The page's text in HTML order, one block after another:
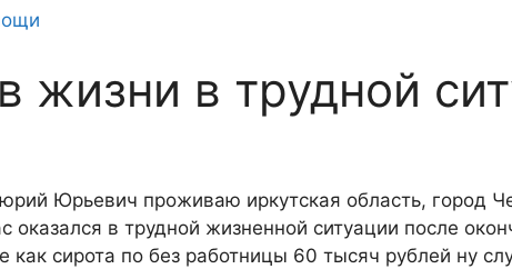
жизни в трудной
Юрьевич проживаю иркутская область, город
оказался в трудной жизненной ситуации после
как сирота по без работницы 60 тысяч рублей ну